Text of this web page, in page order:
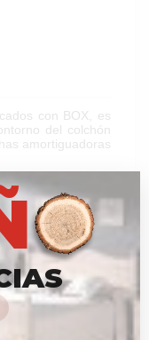
con BOX, es
del colchón
amortiguadoras
gramaje muy
más etter
la circulación del
en función del
natural de forma
una
para mayor
Efecto nube e
acolchada en
tamaño grande
IAS